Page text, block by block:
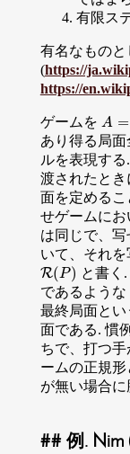
有限ス
有名なものと
(https://
https://
ゲームを A =
A=(P
あり得る局
ルを表現す
渡されたと
面を定める
せゲームに
は同じで、
いて、それ
R(P)
R(P) と書く
であるような
最終局面と
面である. 慣
ちで、打つ
ームの正規
が無い場合
例. Nim